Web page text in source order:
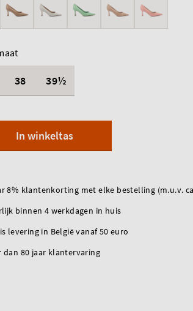
38 39½
In winkeltas
8% klantenkorting met elke bestelling (m.u.v.
binnen 4 werkdagen in huis
levering in België vanaf 50 euro
dan 80 jaar klantervaring